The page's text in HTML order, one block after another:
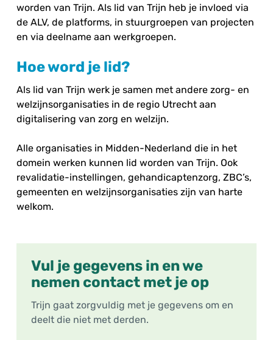
worden van Trijn. Als lid van Trijn heb je invloed via
de ALV, de platforms, in stuurgroepen van projecten
en via deelname aan werkgroepen.
Hoe word je lid?
Als lid van Trijn werk je samen met andere zorg- en
welzijnsorganisaties in de regio Utrecht aan
digitalisering van zorg en welzijn.
Alle organisaties in Midden-Nederland die in het
domein werken kunnen lid worden van Trijn. Ook
revalidatie-instellingen, gehandicaptenzorg, ZBC’s,
gemeenten en welzijnsorganisaties zijn van harte
welkom.
Vul je gegevens in en we
nemen contact met je op
Trijn gaat zorgvuldig met je gegevens om en
deelt die niet met derden.